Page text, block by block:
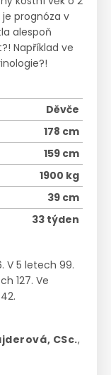
prognóza v
alespoň
Například ve
Děvče
178 cm
159 cm
1900 kg
39 cm
33 týden
V 5 letech 99.
127. Ve
CSc.,